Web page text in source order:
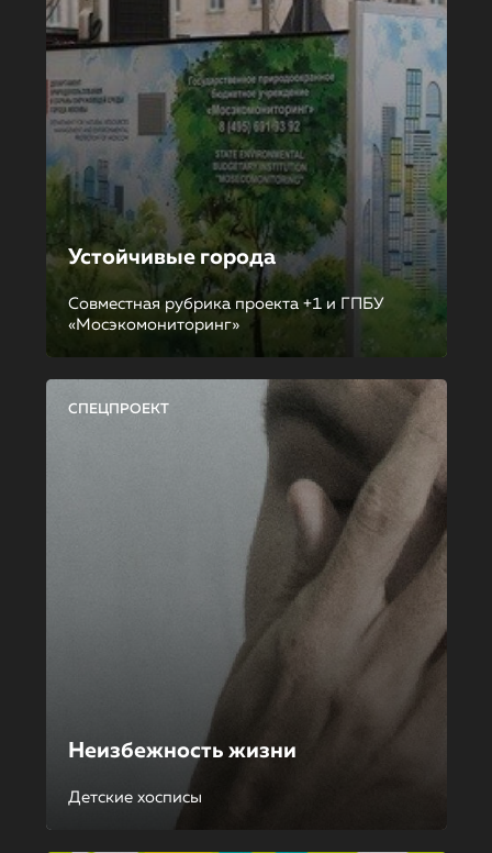
Устойчивые города
Совместная рубрика проекта +1 и ГПБУ
«Мосэкомониторинг»
СПЕЦПРОЕКТ
Неизбежность жизни
Детские хосписы